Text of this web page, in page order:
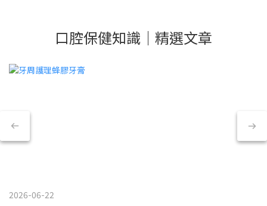
口腔保健知識｜精選文章
2026-06-22